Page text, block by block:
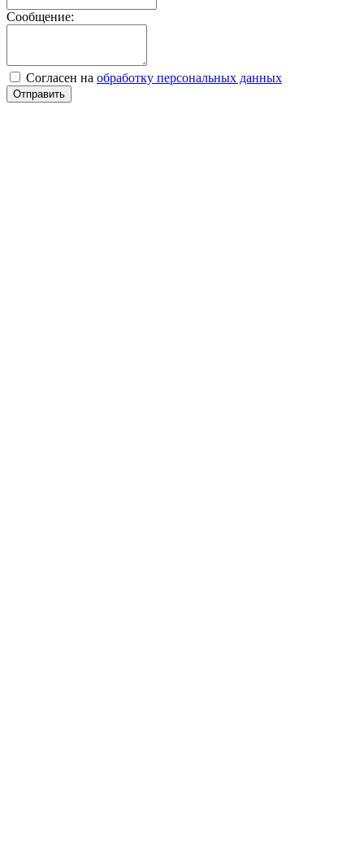
Сообщение:
Согласен на обработку персональных данных
Отправить